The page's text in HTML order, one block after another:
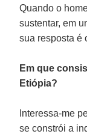
Quando o
sustentar, em
sua resposta é
Em que
Etiópia?
Interessa-me
se constrói a